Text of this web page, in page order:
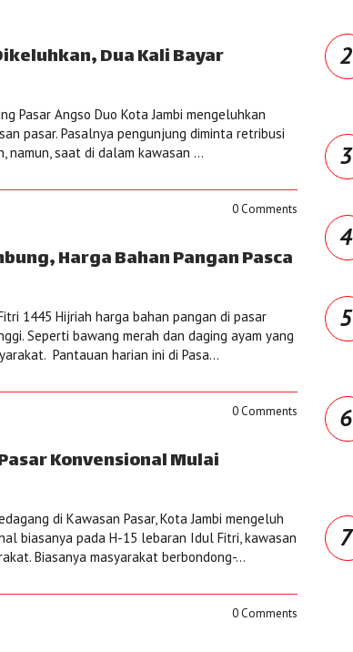
Dua Kali Bayar
Pasar Angso Duo Kota Jambi mengeluhkan
pasar. Pasalnya pengunjung diminta retribusi
namun, saat di dalam kawasan ...
0 Comments
Harga Bahan Pangan Pasca
Fitri 1445 Hijriah harga bahan pangan di pasar
Seperti bawang merah dan daging ayam yang
Pantauan harian ini di Pasa...
0 Comments
Konvensional Mulai
di Kawasan Pasar, Kota Jambi mengeluh
biasanya pada H-15 lebaran Idul Fitri, kawasan
Biasanya masyarakat berbondong-...
0 Comments
2
3
4
5
6
7